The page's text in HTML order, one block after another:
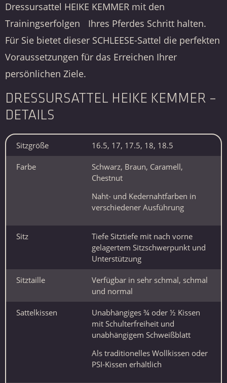
Dressursattel HEIKE KEMMER mit den
Trainingserfolgen Ihres Pferdes Schritt halten.
Für Sie bietet dieser SCHLEESE-Sattel die perfekten
Voraussetzungen für das Erreichen Ihrer
persönlichen Ziele.
DRESSURSATTEL HEIKE KEMMER –
DETAILS
Sitzgröße 16.5, 17, 17.5, 18, 18.5
Farbe
Schwarz, Braun, Caramell,
Chestnut
Naht- und Kedernahtfarben in
verschiedener Ausführung
Sitz
Tiefe Sitztiefe mit nach vorne
gelagertem Sitzschwerpunkt und
Unterstützung
Sitztaille
Verfügbar in sehr schmal, schmal
und normal
Sattelkissen
Unabhängiges ¾ oder ½ Kissen
mit Schulterfreiheit und
unabhängigem Schweißblatt
Als traditionelles Wollkissen oder
PSI-Kissen erhältlich